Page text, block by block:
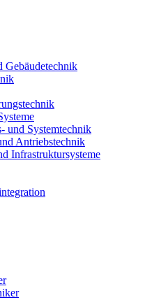
Gebäudetechnik
und Systemtechnik
Antriebstechnik
Infrastruktursysteme